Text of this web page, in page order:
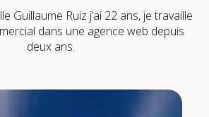
Guillaume Ruiz j’ai 22 ans, je travaille
dans une agence web depuis
deux ans.